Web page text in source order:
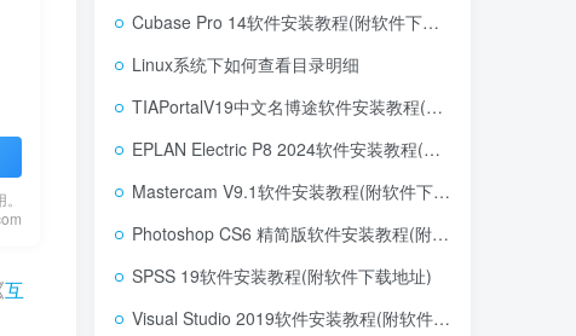
互
Cubase Pro 14软件安装教程(附软件下载地址)
Linux系统下如何查看目录明细
TIAPortalV19中文名博途软件安装教程(附软件下载地址)
EPLAN Electric P8 2024软件安装教程(附软件下载地址)
Mastercam V9.1软件安装教程(附软件下载地址)
Photoshop CS6 精简版软件安装教程(附软件下载地址)
SPSS 19软件安装教程(附软件下载地址)
Visual Studio 2019软件安装教程(附软件下载地址)